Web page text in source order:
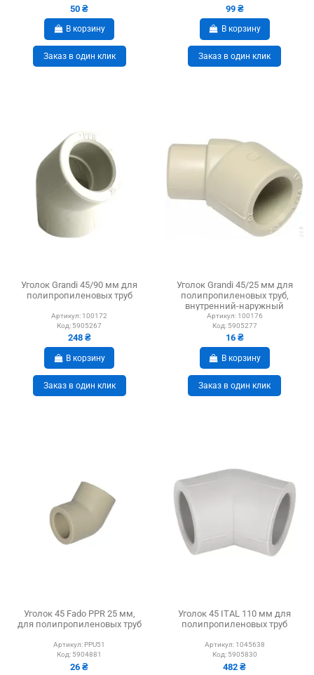
50 ₴
В корзину
Заказ в один клик
99 ₴
В корзину
Заказ в один клик
Уголок Grandi 45/90 мм для
полипропиленовых труб
Артикул: 100172
Код: 5905267
248 ₴
В корзину
Заказ в один клик
Уголок Grandi 45/25 мм для
полипропиленовых труб,
внутренний-наружный
Артикул: 100176
Код: 5905277
16 ₴
В корзину
Заказ в один клик
Уголок 45 Fado PPR 25 мм,
для полипропиленовых труб
Артикул: PPU51
Код: 5904881
26 ₴
Уголок 45 ITAL 110 мм для
полипропиленовых труб
Артикул: 1045638
Код: 5905830
482 ₴